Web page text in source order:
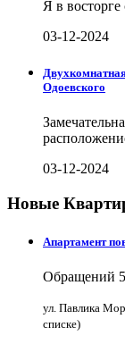
Я в
03-12-2024
Одоевского
03-12-2024
Новые
Апартамент
Обращений
ул. Павлика
списке)